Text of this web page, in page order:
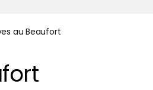
au Beaufort